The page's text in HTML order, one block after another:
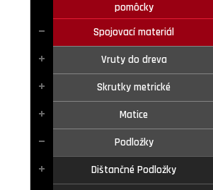
pomôcky
Spojovací materiál
Vruty do dreva
Skrutky metrické
Matice
Podložky
Dištančné Podložky